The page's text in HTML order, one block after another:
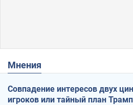
Мнения
Совпадение интересов двух
игроков или тайный план